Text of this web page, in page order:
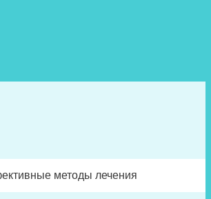
методы лечения